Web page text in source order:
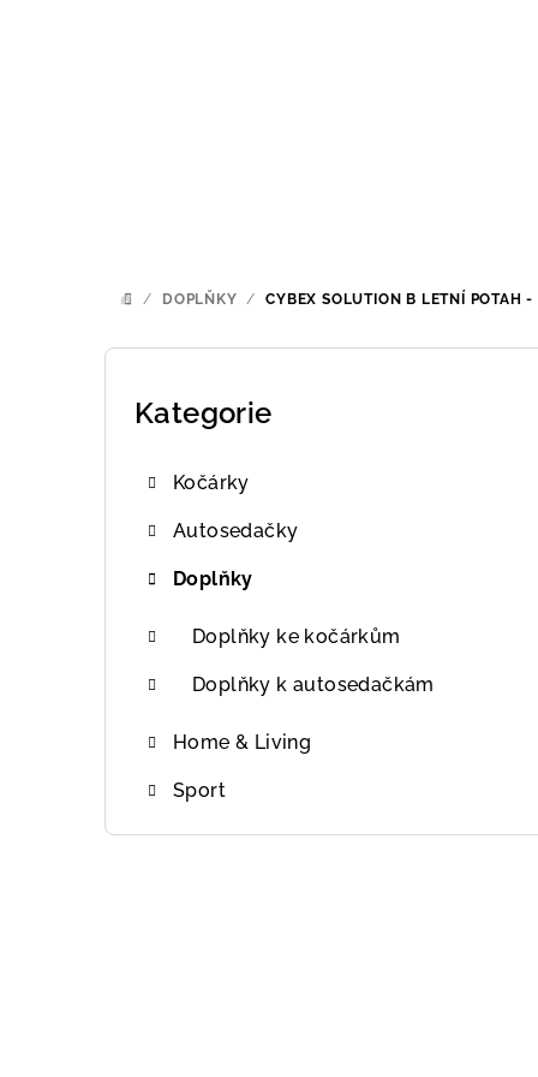
DOMŮ
/ DOPLŇKY / CYBEX SOLUTION B LETNÍ POTAH -
P
a
Přeskočit
Kategorie
Kočárky
Autosedačky
Doplňky
Doplňky ke kočárkům
Doplňky k autosedačkám
Home & Living
Sport